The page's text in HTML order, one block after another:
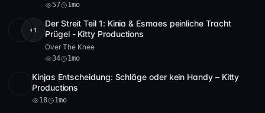
57 1mo
+1
Der Streit Teil 1: Kinia & Esmaes peinliche Tracht
Prügel - Kitty Productions
Over The Knee
34 1mo
Full HD
Kinjas Entscheidung: Schläge oder kein Handy – Kitty
Productions
18 1mo